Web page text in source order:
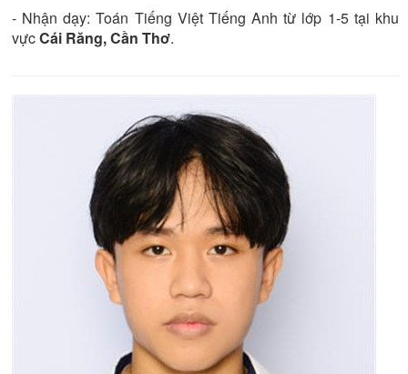
- Nhận dạy:Toán Tiếng Việt Tiếng Anh từ lớp 1-5tại khu
vựcCái Răng, Cần Thơ.